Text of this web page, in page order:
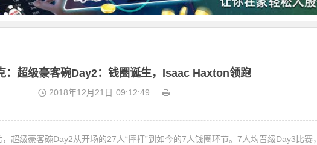
：超级豪客碗Day2：钱圈诞生，Isaac Haxton领跑
2018年12月21日 09:12:49
超级豪客碗Day2从开场的27人“摔打”到如今的7人钱圈环节。7人均晋级Day3比赛，